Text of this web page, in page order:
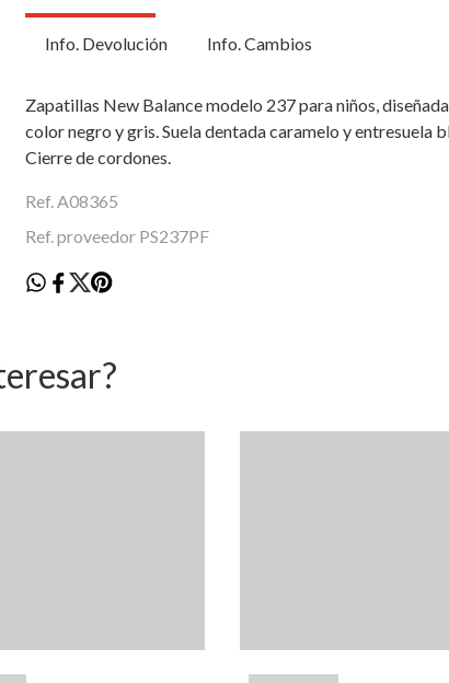
Info. Devolución Info. Cambios
Zapatillas New Balance modelo 237 para niños,
color negro y gris. Suela dentada caramelo y entresuela
Cierre de cordones.
Ref. A08365
Ref. proveedor PS237PF